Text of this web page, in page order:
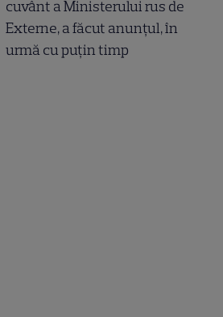
cuvânt a Ministerului rus de
Externe, a făcut anunțul, în
urmă cu puțin timp